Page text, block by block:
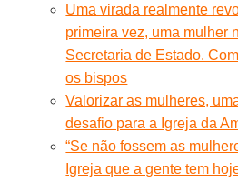
Uma virada realmente
primeira vez, uma mulher
Secretaria de Estado.
os bispos
Valorizar as mulheres,
desafio para a Igreja da
“Se não fossem as
Igreja que a gente tem